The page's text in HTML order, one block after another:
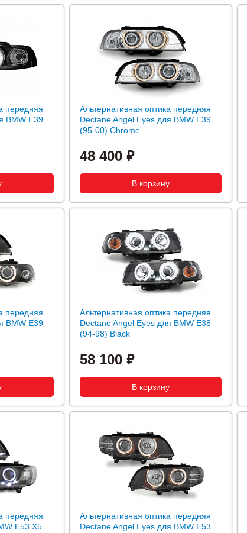
передняя
BMW E39
Альтернативная оптика передняя
Dectane Angel Eyes для BMW E39
(95-00) Chrome
48 400
передняя
BMW E39
Альтернативная оптика передняя
Dectane Angel Eyes для BMW E38
(94-98) Black
58 100
передняя
E53 X5
Альтернативная оптика передняя
Dectane Angel Eyes для BMW E53